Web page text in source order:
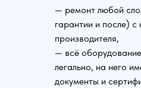
— ремонт любой
гарантии и после)
производителя,
— всё
легально, на него
документы и